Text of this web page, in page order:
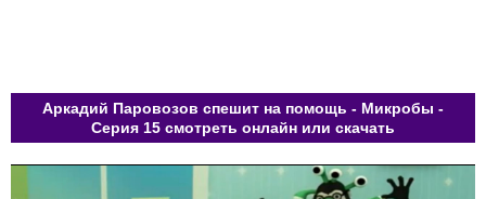
Аркадий Паровозов спешит на помощь - Микробы -
Серия 15 смотреть онлайн или скачать